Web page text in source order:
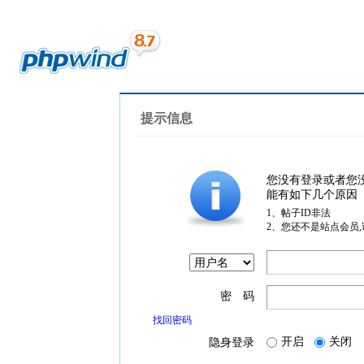
提示信息
您没有登录或者您
能有如下几个原因
1、帖子ID非法
2、您还不是站点会员
密 码
找回密码
隐身登录 开启 关闭